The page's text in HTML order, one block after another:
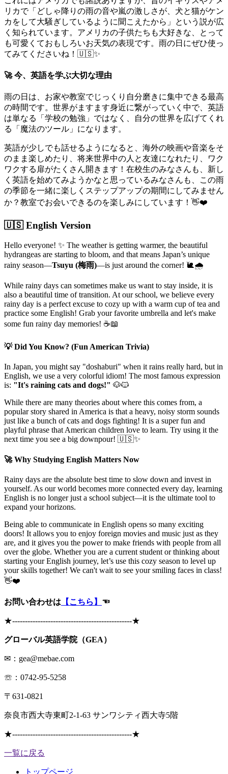
リカで「どしゃ降りの雨の音や嵐の激しさが、犬と猫がケン
カをして大騒ぎしているように聞こえたから」という説が広
く知られています。アメリカの子供たちも大好きな、とって
も可愛くておもしろいお天気の表現です。雨の日にぜひ使っ
てみてくださいね！🇺🇸✨
🚀 今、英語を学ぶ大切な理由
雨の日は、お家や教室でじっくり自分磨きに集中できる最高
の時間です。世界がますます身近に繋がっていく中で、英語
は単なる「学校の勉強」ではなく、自分の世界を広げてくれ
る「魔法のツール」になります。
英語が少しでも話せるようになると、海外の映画や音楽をそ
のまま楽しめたり、将来世界中の人と友達になれたり、ワク
ワクする扉がたくさん開きます！在校生のみなさんも、新し
く英語を始めてみようかなと思っているみなさんも、この雨
の季節を一緒に楽しくステップアップの期間にしてみません
か？教室でお会いできるのを楽しみにしています！👋❤️
🇺🇸 English Version
Hello everyone! ✨ The weather is getting warmer, the beautiful
hydrangeas are starting to bloom, and that means Japan’s unique
rainy season—Tsuyu (梅雨)—is just around the corner! 🐌🌧️
While rainy days can sometimes make us want to stay inside, it is
also a beautiful time of transition. At our school, we believe every
rainy day is a perfect excuse to cozy up with a warm cup of tea and
practice some English! Grab your favorite umbrella and let's make
some fun rainy day memories! ☕📖
💡 Did You Know? (Fun American Trivia)
In Japan, you might say "doshaburi" when it rains really hard, but in
English, we use a very colorful idiom! The most famous expression
is: "It's raining cats and dogs!" 🐶🐱
While there are many theories about where this comes from, a
popular story shared in America is that a heavy, noisy storm sounds
just like a bunch of cats and dogs fighting! It is a super fun and
playful phrase that American children love to learn. Try using it the
next time you see a big downpour! 🇺🇸✨
🚀 Why Studying English Matters Now
Rainy days are the absolute best time to slow down and invest in
yourself. As our world becomes more connected every day, learning
English is no longer just a school subject—it is the ultimate tool to
expand your horizons.
Being able to communicate in English opens so many exciting
doors! It allows you to enjoy foreign movies and music just as they
are, and it gives you the power to make friends with people from all
over the globe. Whether you are a current student or thinking about
starting your English journey, let’s use this cozy season to level up
your skills together! We can't wait to see your smiling faces in class!
👋❤️
お問い合わせは 【こちら】 ☜
★-----------------------------------------------★
グローバル英語学院（GEA）
✉：gea@mebae.com
☏：0742-95-5258
〒631-0821
奈良市西大寺東町2-1-63 サンワシティ西大寺5階
★-----------------------------------------------★
一覧に戻る
トップページ